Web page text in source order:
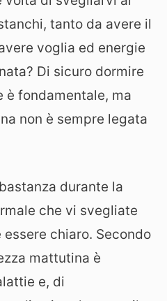
tanto da avere il
voglia ed energie
Di sicuro dormire
è fondamentale, ma
non è sempre legata
durante la
che vi svegliate
chiaro. Secondo
mattutina è
e, di